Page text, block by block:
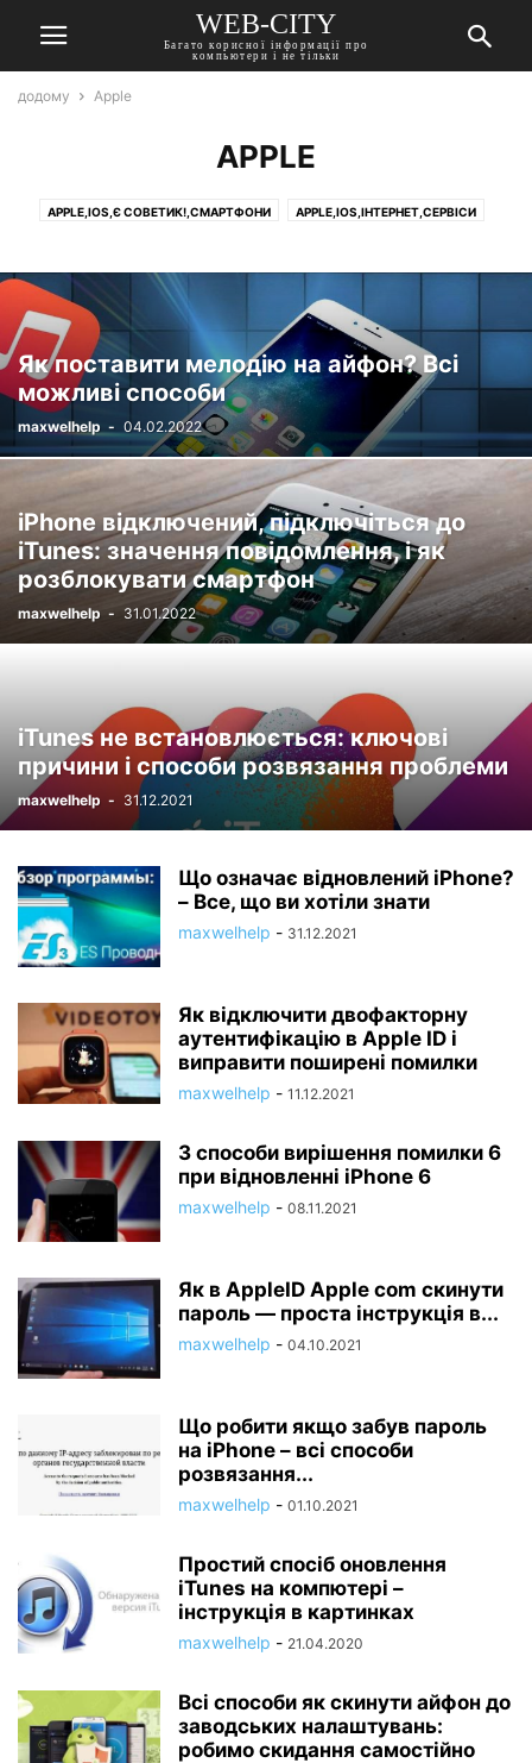
WEB-CITY
Багато корисної інформації про
компьютери і не тільки
додому Apple
APPLE
APPLE,IOS,Є СОВЕТИК!,СМАРТФОНИ APPLE,IOS,ІНТЕРНЕТ,СЕРВІСИ
APPLE,ГАДЖЕТИ,СМАРТФОНИ APPLE,ЗАЛІЗО
Як поставити мелодію на айфон? Всі
можливі способи
maxwelhelp - 04.02.2022
iPhone відключений, підключіться до
iTunes: значення повідомлення, і як
розблокувати смартфон
maxwelhelp - 31.01.2022
iTunes не встановлюється: ключові
причини і способи розвязання проблеми
maxwelhelp - 31.12.2021
Що означає відновлений iPhone?
– Все, що ви хотіли знати
maxwelhelp - 31.12.2021
Як відключити двофакторну
аутентифікацію в Apple ID і
виправити поширені помилки
maxwelhelp - 11.12.2021
3 способи вирішення помилки 6
при відновленні iPhone 6
maxwelhelp - 08.11.2021
Як в AppleID Apple com скинути
пароль — проста інструкція в...
maxwelhelp - 04.10.2021
Що робити якщо забув пароль
на iPhone – всі способи
розвязання...
maxwelhelp - 01.10.2021
Простий спосіб оновлення
iTunes на компютері –
інструкція в картинках
maxwelhelp - 21.04.2020
Всі способи як скинути айфон до
заводських налаштувань:
робимо скидання самостійно